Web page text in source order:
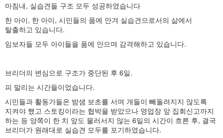
마침내, 실습견들 구조 모두 성공하였습니다
한 아이, 한 아이, 시민들의 품에 안겨 실습견으로서의 삶에서
탈출하고 있습니다.
임보자들 모두 아이들을 품에 안으며 감격해하고 있습니다.
브리더의 변심으로 구조가 중단된 후 6일.
피 말리는 시간들이었습니다.
시민들과 활동가들은 밤샘 보초를 서며 개들이 빼돌려지지 않도록
지켜야 했고 스토킹이라는 협박을 받았으나 영업장 앞 집회신고까지
하는 등 양쪽이 한 치 앞도 물러서지 않는 6일의 시간이 흐른 후, 결국
브리더가 원래대로 실습견 모두를 포기하였습니다.